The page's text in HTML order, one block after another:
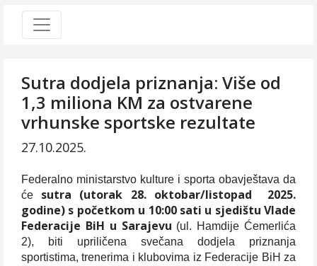
Sutra dodjela priznanja: Više od
1,3 miliona KM za ostvarene
vrhunske sportske rezultate
27.10.2025.
Federalno ministarstvo kulture i sporta obavještava da
će sutra (utorak 28. oktobar/listopad
2025.
godine) s početkom u 10:00 sati u sjedištu Vlade
Federacije BiH u Sarajevu (ul. Hamdije Ćemerlića
2), biti upriličena svečana dodjela priznanja
sportistima, trenerima i klubovima iz Federacije BiH za